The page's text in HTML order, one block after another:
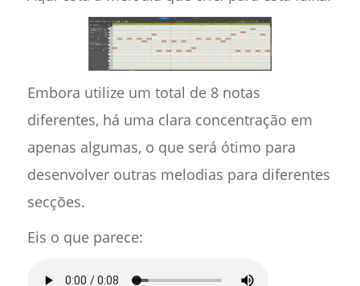
Embora utilize um total de 8 notas
diferentes, há uma clara concentração em
apenas algumas, o que será ótimo para
desenvolver outras melodias para diferentes
secções.
Eis o que parece: